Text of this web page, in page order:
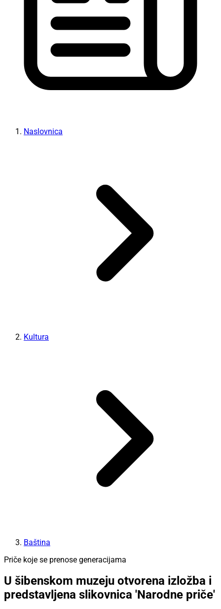
Naslovnica
Kultura
Baština
Priče koje se prenose generacijama
U šibenskom muzeju otvorena izložba i
predstavljena slikovnica 'Narodne priče'